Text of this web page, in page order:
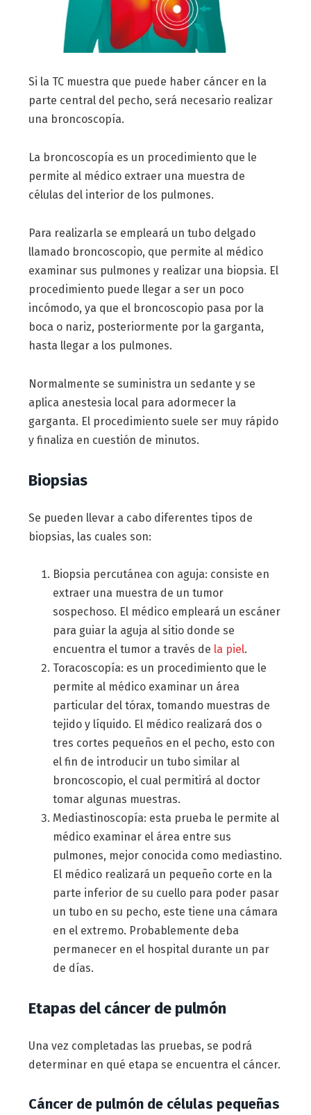
Si la TC muestra que puede haber cáncer en la
parte central del pecho, será necesario realizar
una broncoscopía.
La broncoscopía es un procedimiento que le
permite al médico extraer una muestra de
células del interior de los pulmones.
Para realizarla se empleará un tubo delgado
llamado broncoscopio, que permite al médico
examinar sus pulmones y realizar una biopsia. El
procedimiento puede llegar a ser un poco
incómodo, ya que el broncoscopio pasa por la
boca o nariz, posteriormente por la garganta,
hasta llegar a los pulmones.
Normalmente se suministra un sedante y se
aplica anestesia local para adormecer la
garganta. El procedimiento suele ser muy rápido
y finaliza en cuestión de minutos.
Biopsias
Se pueden llevar a cabo diferentes tipos de
biopsias, las cuales son:
Biopsia percutánea con aguja: consiste en
extraer una muestra de un tumor
sospechoso. El médico empleará un escáner
para guiar la aguja al sitio donde se
encuentra el tumor a través de la piel.
Toracoscopía: es un procedimiento que le
permite al médico examinar un área
particular del tórax, tomando muestras de
tejido y líquido. El médico realizará dos o
tres cortes pequeños en el pecho, esto con
el fin de introducir un tubo similar al
broncoscopio, el cual permitirá al doctor
tomar algunas muestras.
Mediastinoscopía: esta prueba le permite al
médico examinar el área entre sus
pulmones, mejor conocida como mediastino.
El médico realizará un pequeño corte en la
parte inferior de su cuello para poder pasar
un tubo en su pecho, este tiene una cámara
en el extremo. Probablemente deba
permanecer en el hospital durante un par
de días.
Etapas del cáncer de pulmón
Una vez completadas las pruebas, se podrá
determinar en qué etapa se encuentra el cáncer.
Cáncer de pulmón de células pequeñas